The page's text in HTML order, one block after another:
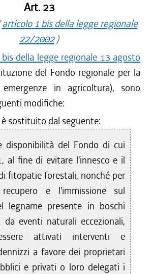
Art. 23
articolo 1 bis della legge regionale
22/2002)
della legge regionale 13 agosto
del Fondo regionale per la
in agricoltura), sono
modifiche:
sostituito dal seguente:
disponibilità del Fondo di cui
al fine di evitare l'innesco e il
fitopatie forestali, nonché per
e l'immissione sul
legname presente in boschi
da eventi naturali eccezionali,
attivati interventi e
a favore dei proprietari
e privati o loro delegati i